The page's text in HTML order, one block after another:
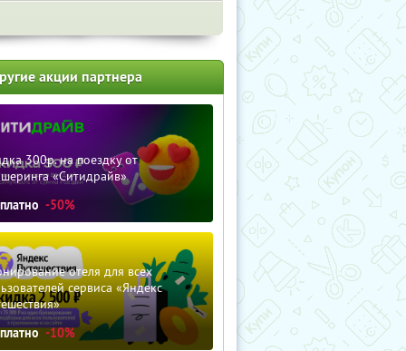
акции партнера
300р. на поездку от
«Ситидрайв»
-50%
отеля для всех
сервиса «Яндекс
-10%